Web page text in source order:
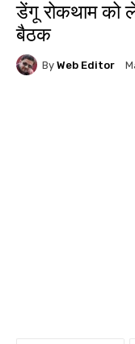
डेंगू रोकथाम को
बैठक
By Web Editor